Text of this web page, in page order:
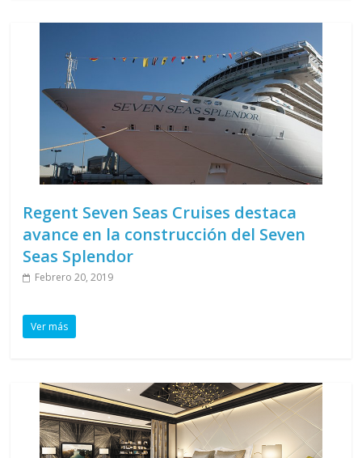
Regent Seven Seas Cruises destaca
avance en la construcción del Seven
Seas Splendor
Febrero 20, 2019
Ver más